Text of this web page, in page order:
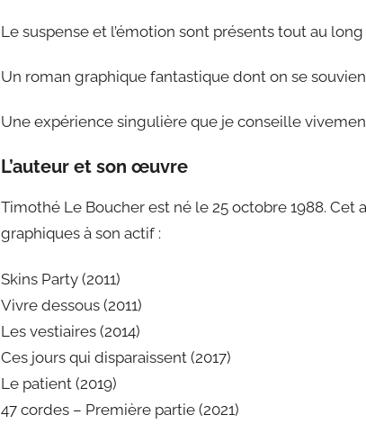
Le suspense et l’émotion sont présents tout au
Un roman graphique fantastique dont on se
Une expérience singulière que je conseille
L’auteur et son œuvre
Timothé Le Boucher est né le 25 octobre 1988.
graphiques à son actif :
Skins Party (2011)
Vivre dessous (2011)
Les vestiaires (2014)
Ces jours qui disparaissent (2017)
Le patient (2019)
47 cordes – Première partie (2021)